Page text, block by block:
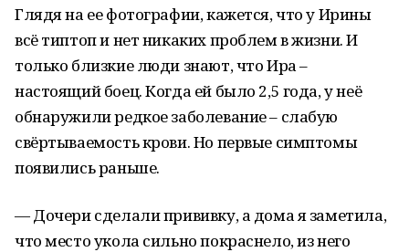
Глядя на ее фотографии, кажется, что у Ирины
всё типтоп и нет никаких проблем в жизни. И
только близкие люди знают, что Ира –
настоящий боец. Когда ей было 2,5 года, у неё
обнаружили редкое заболевание – слабую
свёртываемость крови. Но первые симптомы
появились раньше.
— Дочери сделали прививку, а дома я заметила,
что место укола сильно покраснело, из него